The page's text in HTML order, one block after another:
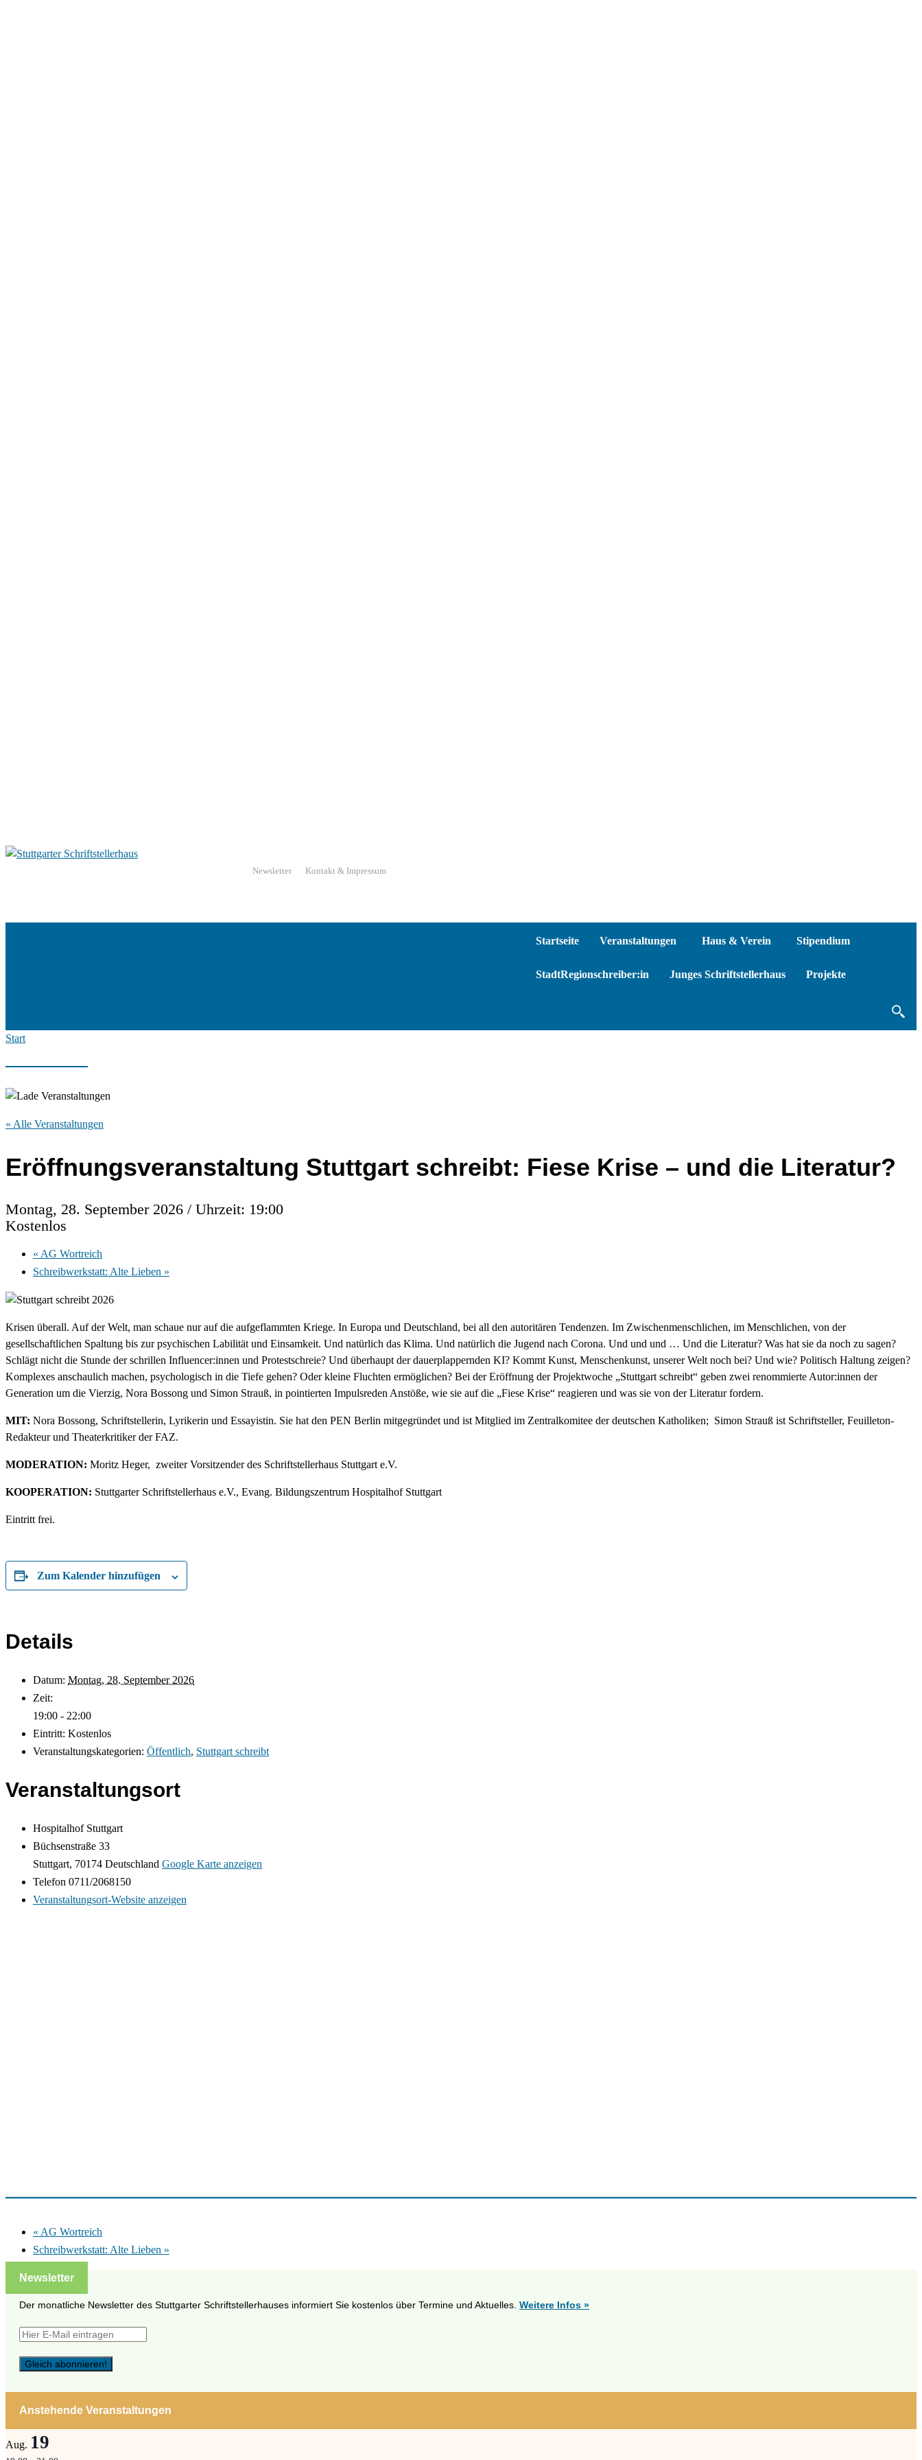
Newsletter Kontakt & Impressum
Startseite Veranstaltungen Haus & Verein Stipendium
StadtRegionschreiber:in Junges Schriftstellerhaus Projekte
Start
« Alle Veranstaltungen
Eröffnungsveranstaltung Stuttgart schreibt: Fiese Krise – und die Literatur?
Montag, 28. September 2026 / Uhrzeit: 19:00
Kostenlos
« AG Wortreich
Schreibwerkstatt: Alte Lieben »
Krisen überall. Auf der Welt, man schaue nur auf die aufgeflammten Kriege. In Europa und Deutschland, bei all den autoritären Tendenzen. Im Zwischenmenschlichen, im Menschlichen, von der
gesellschaftlichen Spaltung bis zur psychischen Labilität und Einsamkeit. Und natürlich das Klima. Und natürlich die Jugend nach Corona. Und und und … Und die Literatur? Was hat sie da noch zu sagen?
Schlägt nicht die Stunde der schrillen Influencer:innen und Protestschreie? Und überhaupt der dauerplappernden KI? Kommt Kunst, Menschenkunst, unserer Welt noch bei? Und wie? Politisch Haltung zeigen?
Komplexes anschaulich machen, psychologisch in die Tiefe gehen? Oder kleine Fluchten ermöglichen? Bei der Eröffnung der Projektwoche „Stuttgart schreibt“ geben zwei renommierte Autor:innen der
Generation um die Vierzig, Nora Bossong und Simon Strauß, in pointierten Impulsreden Anstöße, wie sie auf die „Fiese Krise“ reagieren und was sie von der Literatur fordern.
MIT: Nora Bossong, Schriftstellerin, Lyrikerin und Essayistin. Sie hat den PEN Berlin mitgegründet und ist Mitglied im Zentralkomitee der deutschen Katholiken; Simon Strauß ist Schriftsteller, Feuilleton-
Redakteur und Theaterkritiker der FAZ.
MODERATION: Moritz Heger, zweiter Vorsitzender des Schriftstellerhaus Stuttgart e.V.
KOOPERATION: Stuttgarter Schriftstellerhaus e.V., Evang. Bildungszentrum Hospitalhof Stuttgart
Eintritt frei.
Zum Kalender hinzufügen
Details
Datum: Montag, 28. September 2026
Zeit:
19:00 - 22:00
Eintritt: Kostenlos
Veranstaltungskategorien: Öffentlich, Stuttgart schreibt
Veranstaltungsort
Hospitalhof Stuttgart
Büchsenstraße 33
Stuttgart, 70174 Deutschland Google Karte anzeigen
Telefon 0711/2068150
Veranstaltungsort-Website anzeigen
« AG Wortreich
Schreibwerkstatt: Alte Lieben »
Newsletter
Der monatliche Newsletter des Stuttgarter Schriftstellerhauses informiert Sie kostenlos über Termine und Aktuelles. Weitere Infos »
Anstehende Veranstaltungen
Aug. 19